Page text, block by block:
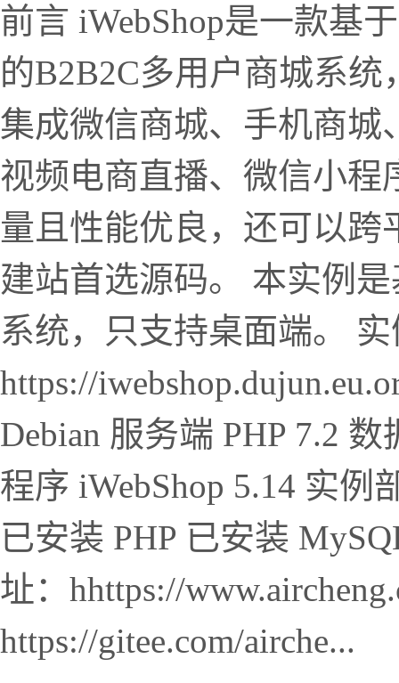
前言 iWebShop是一款基
的B2B2C多用户商城系
集成微信商城、手机商城
视频电商直播、微信小程
量且性能优良，还可以
建站首选源码。 本实例
系统，只支持桌面端。
https://
Debian 服务端 PHP 7.2
程序 iWebShop 5.14 实
已安装 PHP 已安装
址：hhttps://
https://gitee.com/airche...